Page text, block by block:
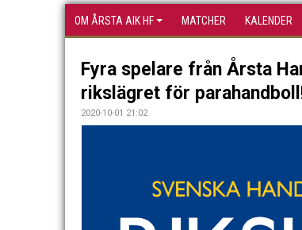
OM ÅRSTA AIK HF MATCHER KALENDER
Fyra spelare från Årsta
rikslägret för
2020-10-01 21:02